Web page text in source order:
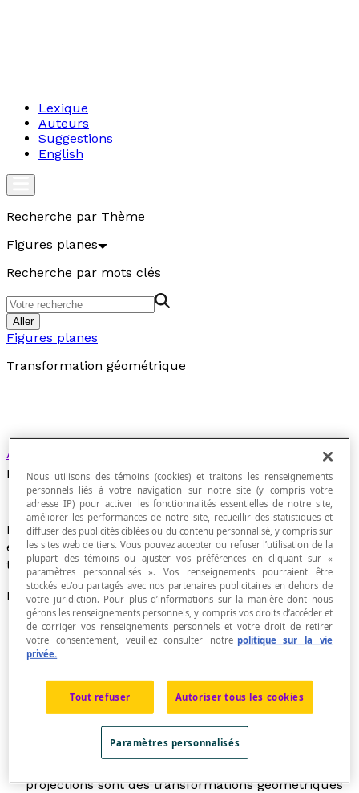
Lexique
Auteurs
Suggestions
English
Recherche par Thème
Figures planes
Recherche par mots clés
Aller
Figures planes
Transformation géométrique
Application
même.
Lesdéplacements, lesretournements, les similitudes
et lesprojectionssont des exemples de
transformations géométriques.
Propriétés
Unetransformation continueest une
transformation géométrique telle qu'il n'est pas
introduit de rupture ou de cassure dans l'objet
géométrique, c'est-à-dire que tout couple depoints
dans les images sont les images depoints
voisinsdans la figure initiale et tout couple de
points voisinsdans la figure initiale a pour image un
points voisins. Les déplacements, les
projections sont des transformations géométriques
Nous utilisons des témoins (cookies) et traitons les renseignements
personnels liés à votre navigation sur notre site (y compris votre
adresse IP) pour activer les fonctionnalités essentielles de notre site,
améliorer les performances de notre site, recueillir des statistiques et
diffuser des publicités ciblées ou du contenu personnalisé, y compris sur
les sites web de tiers. Vous pouvez accepter ou refuser l’utilisation de la
plupart des témoins ou ajuster vos préférences en cliquant sur «
paramètres personnalisés ». Vos renseignements pourraient être
stockés et/ou partagés avec nos partenaires publicitaires en dehors de
votre juridiction. Pour plus d’informations sur la manière dont nous
gérons les renseignements personnels, y compris vos droits d’accéder et
de corriger vos renseignements personnels et votre droit de retirer
votre consentement, veuillez consulter notre politique sur la vie
privée.
Tout refuser Autoriser tous les cookies
Paramètres personnalisés